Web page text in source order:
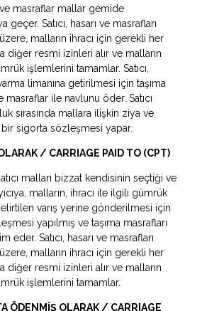
masraflar mallar gemide
geçer. Satıcı, hasarı ve masrafları
malların ihracı için gerekli her
diğer resmi izinleri alır ve malların
işlemlerini tamamlar. Satıcı,
limanına getirilmesi için taşıma
ile navlunu öder. Satıcı
sırasında mallara ilişkin ziya ve
bir sigorta sözleşmesi yapar.
/ CARRIAGE PAID TO (CPT)
malları bizzat kendisinin seçtiği ve
malların, ihracı ile ilgili gümrük
varış yerine gönderilmesi için
yapılmış ve taşıma masrafları
eder. Satıcı, hasarı ve masrafları
malların ihracı için gerekli her
diğer resmi izinleri alır ve malların
işlemlerini tamamlar.
ÖDENMİŞ OLARAK / CARRIAGE